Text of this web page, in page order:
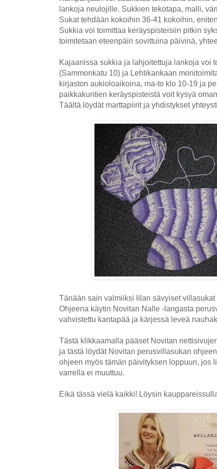
lankoja neulojille. Sukkien tekotapa, malli,
Sukat tehdään kokoihin 36-41 kokoihin,
Sukkia voi toimittaa keräyspisteisiin pitkin
toimitetaan eteenpäin sovittuina päivinä,
Kajaanissa sukkia ja lahjoitettuja lankoja voi
(Sammonkatu 10) ja Lehtikankaan
kirjaston aukioloaikoina, ma-to klo 10-19 ja
paikkakuntien keräyspisteistä voit kysyä
Täältä löydät marttapiirit ja yhdistykset
Tänään sain valmiiksi lilan sävyiset
Ohjeena käytin Novitan Nalle -langasta
vahvistettu kantapää ja kärjessä leveä
Tästä klikkaamalla pääset Novitan
ja tästä löydät Novitan perusvillasukan
ohjeen myös tämän päivityksen loppuun, jos
varrella ei muuttuu.
Eikä tässä vielä kaikki! Löysin